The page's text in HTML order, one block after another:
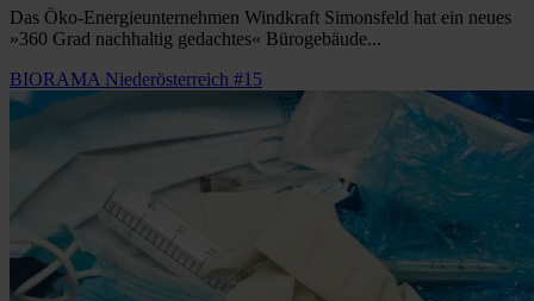
Das Öko-Energieunternehmen Windkraft Simonsfeld hat ein neues
»360 Grad nachhaltig gedachtes« Bürogebäude...
BIORAMA Niederösterreich #15